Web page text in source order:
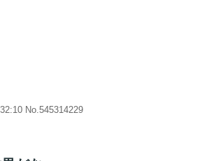
No.545314229